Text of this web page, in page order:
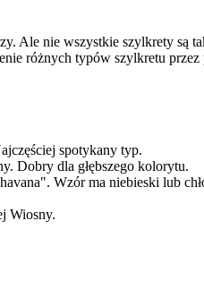
Ale nie wszystkie szylkrety są
różnych typów szylkretu przez
spotykany typ.
Dobry dla głębszego kolorytu.
Wzór ma niebieski lub
Wiosny.